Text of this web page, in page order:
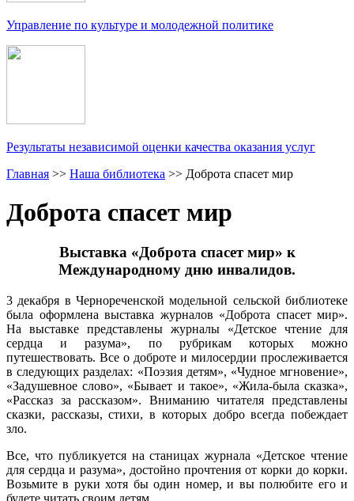
Управление по культуре и молодежной политике
Результаты независимой оценки качества оказания услуг
Главная >> Наша библиотека >> Доброта спасет мир
Доброта спасет мир
Выставка «Доброта спасет мир» к
Международному дню инвалидов.
3 декабря в Чернореченской модельной сельской библиотеке
была оформлена выставка журналов «Доброта спасет мир».
На выставке представлены журналы «Детское чтение для
сердца и разума», по рубрикам которых можно
путешествовать. Все о доброте и милосердии прослеживается
в следующих разделах: «Поэзия детям», «Чудное мгновение»,
«Задушевное слово», «Бывает и такое», «Жила-была сказка»,
«Рассказ за рассказом». Вниманию читателя представлены
сказки, рассказы, стихи, в которых добро всегда побеждает
зло.
Все, что публикуется на станицах журнала «Детское чтение
для сердца и разума», достойно прочтения от корки до корки.
Возьмите в руки хотя бы один номер, и вы полюбите его и